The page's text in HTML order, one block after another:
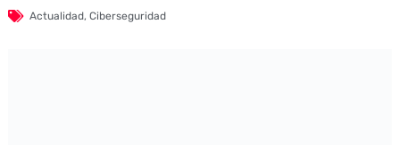
Actualidad, Ciberseguridad